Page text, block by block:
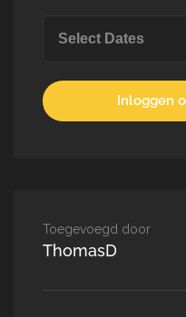
Inloggen
Toegevoegd door
ThomasD